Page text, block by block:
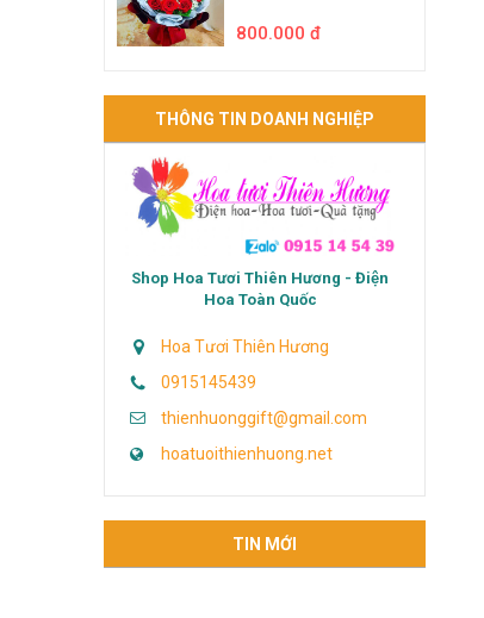
800.000 đ
THÔNG TIN DOANH NGHIỆP
Shop Hoa Tươi Thiên Hương - Điện
Hoa Toàn Quốc
Hoa Tươi Thiên Hương
0915145439
thienhuonggift@gmail.com
hoatuoithienhuong.net
TIN MỚI